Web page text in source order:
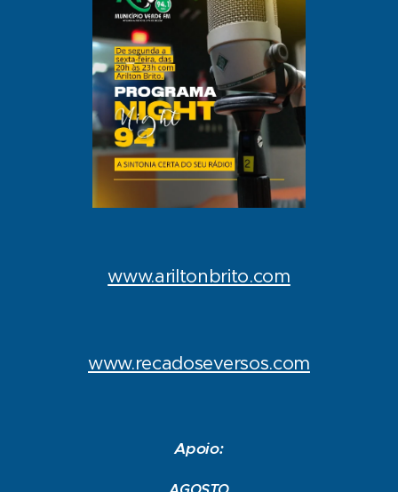
www.ariltonbrito.com
www.recadoseversos.com
Apoio: